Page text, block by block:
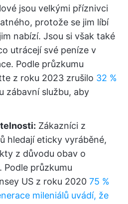
jsou velkými příznivci
protože se jim líbí
nabízí. Jsou si však také
utrácejí své peníze v
Podle průzkumu
z roku 2023 zrušilo 32 %
zábavní službu, aby
Zákazníci z
hledají eticky vyráběné,
z důvodu obav o
Podle průzkumu
US z roku 2020 75 %
mileniálů uvádí, že